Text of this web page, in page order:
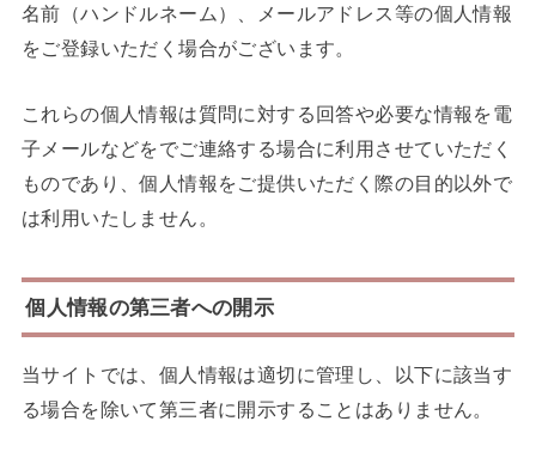
名前（ハンドルネーム）、メールアドレス等の個人情報
をご登録いただく場合がございます。
これらの個人情報は質問に対する回答や必要な情報を電
子メールなどをでご連絡する場合に利用させていただく
ものであり、個人情報をご提供いただく際の目的以外で
は利用いたしません。
個人情報の第三者への開示
当サイトでは、個人情報は適切に管理し、以下に該当す
る場合を除いて第三者に開示することはありません。